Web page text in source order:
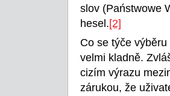
slov (Państwowe
hesel.[2]
Co se týče
velmi kladně.
cizím výrazu
zárukou, že